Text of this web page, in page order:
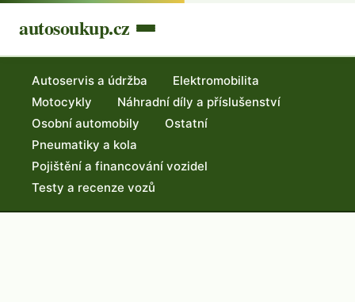
autosoukup.cz
Autoservis a údržba
Elektromobilita
Motocykly
Náhradní díly a příslušenství
Osobní automobily
Ostatní
Pneumatiky a kola
Pojištění a financování vozidel
Testy a recenze vozů